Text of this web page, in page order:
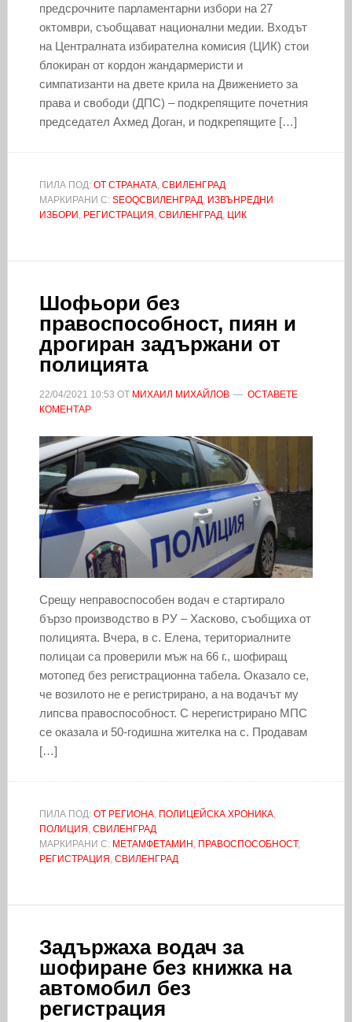
предсрочните парламентарни избори на 27
октомври, съобщават национални медии. Входът
на Централната избирателна комисия (ЦИК) стои
блокиран от кордон жандармеристи и
симпатизанти на двете крила на Движението за
права и свободи (ДПС) – подкрепящите почетния
председател Ахмед Доган, и подкрепящите […]
ПИЛА ПОД: ОТ СТРАНАТА, СВИЛЕНГРАД
МАРКИРАНИ С: SEOQСВИЛЕНГРАД, ИЗВЪНРЕДНИ
ИЗБОРИ , РЕГИСТРАЦИЯ , СВИЛЕНГРАД, ЦИК
Шофьори без
правоспособност, пиян и
дрогиран задържани от
полицията
22/04/2021 10:53 ОТ МИХАИЛ МИХАЙЛОВ
ОСТАВЕТЕ
КОМЕНТАР
Срещу неправоспособен водач е стартирало
бързо производство в РУ – Хасково, съобщиха от
полицията. Вчера, в с. Елена, териториалните
полицаи са проверили мъж на 66 г., шофиращ
мотопед без регистрационна табела. Оказало се,
че возилото не е регистрирано, а на водачът му
липсва правоспособност. С нерегистрирано МПС
се оказала и 50-годишна жителка на с. Продавам
[…]
ПИЛА ПОД: ОТ РЕГИОНА, ПОЛИЦЕЙСКА ХРОНИКА,
ПОЛИЦИЯ , СВИЛЕНГРАД
МАРКИРАНИ С: МЕТАМФЕТАМИН , ПРАВОСПОСОБНОСТ,
РЕГИСТРАЦИЯ , СВИЛЕНГРАД
Задържаха водач за
шофиране без книжка на
автомобил без
регистрация